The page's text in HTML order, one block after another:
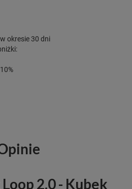
okresie 30 dni
2.0 - Kubek